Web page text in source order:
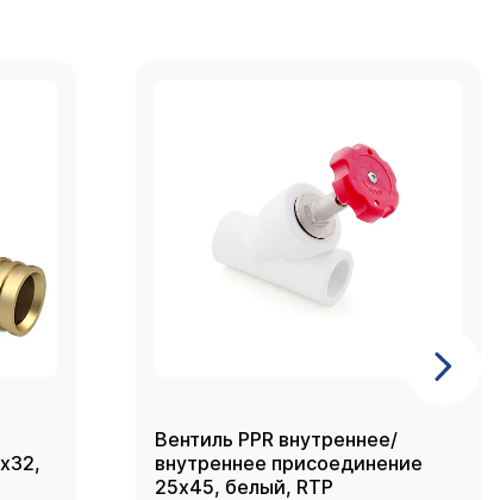
Вентиль PPR внутреннее/
внутреннее присоединение
25х45, белый, RTP